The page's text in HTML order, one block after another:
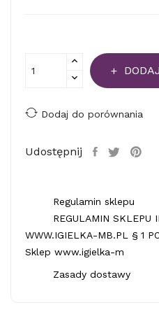
Dodaj do porównania
Udostępnij
Regulamin sklepu
REGULAMIN SKLEPU
WWW.IGIELKA-MB.PL § 1
Sklep www.igielka-m
Zasady dostawy